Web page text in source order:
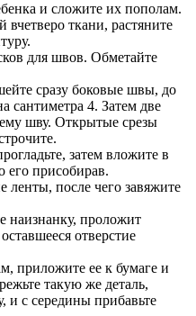
и сложите их пополам.
ткани, растяните
для швов. Обметайте
сразу боковые швы, до
сантиметра 4. Затем две
шву. Открытые срезы
затем вложите в
присобирав.
ленты, после чего завяжите
наизнанку, проложит
отверстие
приложите ее к бумаге и
такую же деталь,
и с середины прибавьте